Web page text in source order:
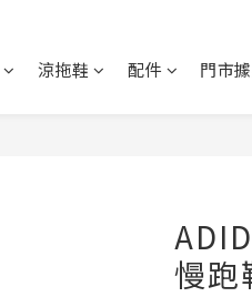
涼拖鞋 配件 門市
慢跑